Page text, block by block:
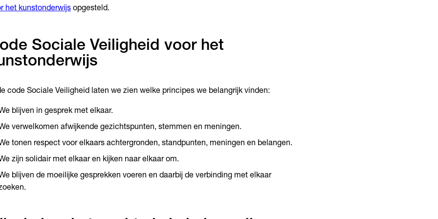
het kunstonderwijs opgesteld.
Sociale Veiligheid voor het
code Sociale Veiligheid laten we zien welke principes we belangrijk vinden:
blijven in gesprek met elkaar.
verwelkomen afwijkende gezichtspunten, stemmen en meningen.
tonen respect voor elkaars achtergronden, standpunten, meningen en belangen.
zijn solidair met elkaar en kijken naar elkaar om.
blijven de moeilijke gesprekken voeren en daarbij de verbinding met elkaar